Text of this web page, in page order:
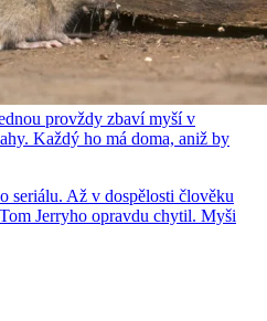
provždy zbaví myší v
Každý ho má doma, aniž by
seriálu. Až v dospělosti člověku
Jerryho opravdu chytil. Myši